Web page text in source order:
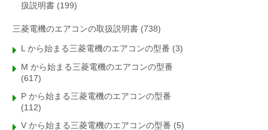
扱説明書 (199)
三菱電機のエアコンの取扱説明書 (738)
L から始まる三菱電機のエアコンの型番 (3)
M から始まる三菱電機のエアコンの型番
(617)
P から始まる三菱電機のエアコンの型番
(112)
V から始まる三菱電機のエアコンの型番 (5)